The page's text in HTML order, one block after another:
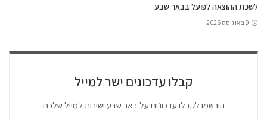
לשכת ההוצאה לפועל בבאר שבע
9 באוגוסט 2026
קבלו עדכונים ישר למייל
הירשמו לקבלו עדכונים על באר שבע ישירות למייל שלכם